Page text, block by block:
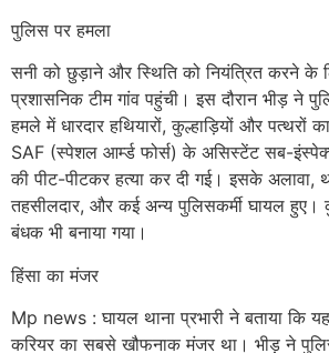
पुलिस पर हमला
सनी को छुड़ाने और स्थिति को नियंत्रित करने के
प्रशासनिक टीम गांव पहुंची। इस दौरान भीड़ ने
हमले में धारदार हथियारों, कुल्हाड़ियों और पत्थरों
SAF (स्पेशल आर्म्ड फोर्स) के असिस्टेंट सब-
की पीट-पीटकर हत्या कर दी गई। इसके अलावा,
तहसीलदार, और कई अन्य पुलिसकर्मी घायल हुए।
बंधक भी बनाया गया।
हिंसा का मंजर
Mp news : घायल थाना प्रभारी ने बताया
करियर का सबसे खौफनाक मंजर था। भीड़ ने